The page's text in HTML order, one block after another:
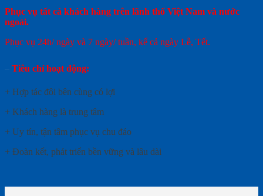
Phục vụ tất cả khách hàng trên lãnh thổ Việt Nam và nước
ngoài.
Phục vụ 24h/ ngày và 7 ngày/ tuần, kể cả ngày Lễ, Tết.
Tiêu chí hoạt động:
+ Hợp tác đôi bên cùng có lợi
+ Khách hàng là trung tâm
+ Uy tín, tận tâm phục vụ chu đáo
+ Đoàn kết, phát triển bền vững và lâu dài